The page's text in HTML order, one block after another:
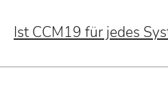
Ist CCM19 für jedes